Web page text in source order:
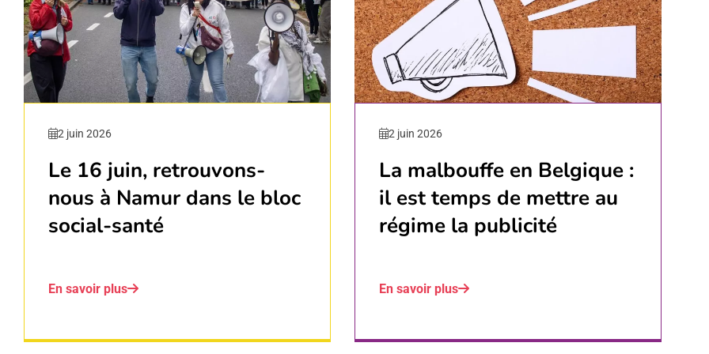
2 juin 2026
Le 16 juin, retrouvons-
nous à Namur dans le bloc
social-santé
En savoir plus
2 juin 2026
La malbouffe en Belgique :
il est temps de mettre au
régime la publicité
En savoir plus